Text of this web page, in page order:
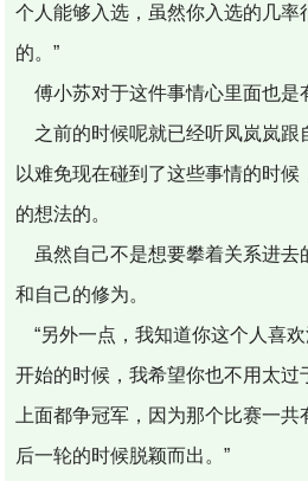
个人能够入选，虽然你入选的几率
的。”
傅小苏对于这件事情心里面也是
之前的时候呢就已经听凤岚岚跟
以难免现在碰到了这些事情的时候
的想法的。
虽然自己不是想要攀着关系进去
和自己的修为。
“另外一点，我知道你这个人喜
开始的时候，我希望你也不用太过
上面都争冠军，因为那个比赛一
后一轮的时候脱颖而出。”